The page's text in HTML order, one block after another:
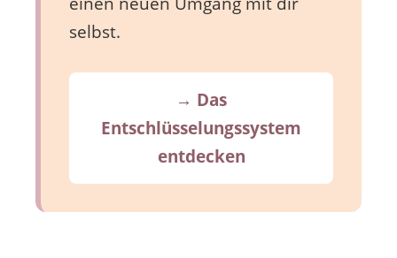
selbst.
→ Das
Entschlüsselungssystem
entdecken